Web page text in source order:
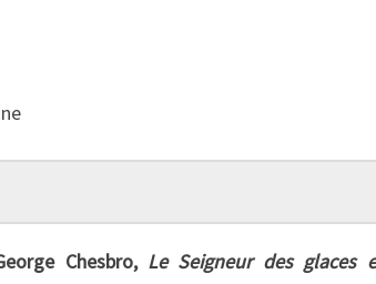
Chesbro, Le Seigneur des glaces